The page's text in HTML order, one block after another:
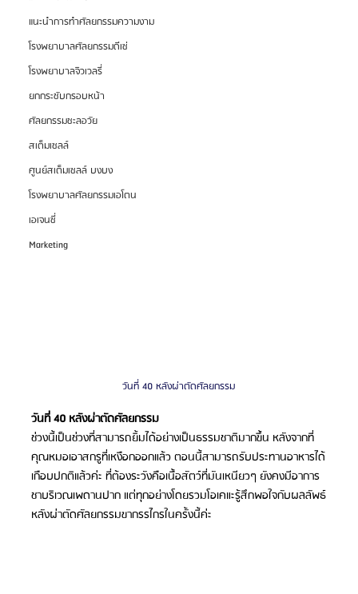
แนะนำการทำศัลยกรรมความงาม
โรงพยาบาลศัลยกรรมดีเซ่
โรงพยาบาลจิวเวลรี่
ยกกระชับกรอบหน้า
ศัลยกรรมชะลอวัย
สเต็มเซลล์
ศูนย์สเต็มเซลล์ บงบง
โรงพยาบาลศัลยกรรมเอโตน
เอเจนซี่
Marketing
วันที่ 40 หลังผ่าตัดศัลยกรรม
วันที่ 40 หลังผ่าตัดศัลยกรรม
ช่วงนี้เป็นช่วงที่สามารถยิ้มได้อย่างเป็นธรรมชาติมากขึ้น หลังจากที่
คุณหมอเอาสกรูที่เหงือกออกแล้ว ตอนนี้สามารถรับประทานอาหารได้
เกือบปกติแล้วค่ะ ที่ต้องระวังคือเนื้อสัตว์ที่มันเหนียวๆ ยังคงมีอาการ
ชาบริเวณเพดานปาก แต่ทุกอย่างโดยรวมโอเคแะรู้สึกพอใจกับผลลัพธ์
หลังผ่าตัดศัลยกรรมขากรรไกรในครั้งนี้ค่ะ